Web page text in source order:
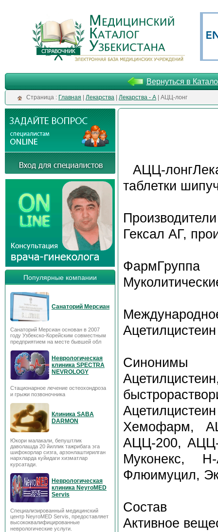
Вернуться в
Cтраница : Главная Лекарства Лекарства - А | АЦЦ-лонг
Популярные компании
Санаторий Мерсиан
Санаторий Мерсиан основан в 2007
году Узбекско-Корейским совместным
предприятием на месте бывшей обл
Неврологическая
клиника SPECTRA
NEVROLOGY
Стационарное лечение остеохондроза
и грыжи позвоночника
Клиника SABA
DARMON
Юкори малакали, бепуштлик
даволашда 20 йиллик тажрибага эга
шифокорлар сизга, арзонлаштирилган
нархларда куйидаги хизматлар
курсатади.
Неврологическая
клиника NeyroMED
Servis
Специализированный медицинский
центр NeyroMED Servis, предоставляет
высококвалифицированные
неврологические услуги.
АЦЦ-
таблетки
Производители
Гексал АГ,
ФармГруппа
Ацетилцистеин
Синонимы
Хемофарм,
АЦЦ-200, АЦЦ-
Муконекс,
Флюимуцил,
Состав
Активное